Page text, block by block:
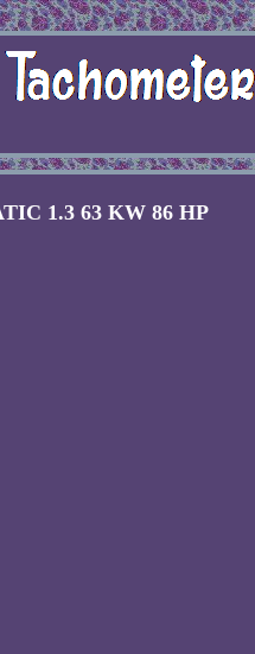
1.3 63 KW 86 HP